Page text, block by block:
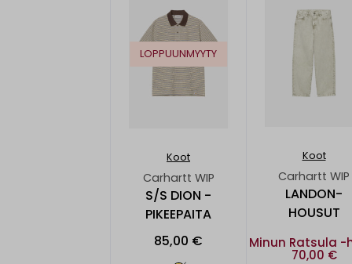
LOPPUUNMYYTY
Koot
Carhartt WIP
S/S DION -
PIKEEPAITA
85,00 €
Koot
Carhartt WIP
LANDON-
HOUSUT
Minun Ratsula -
70,00 €